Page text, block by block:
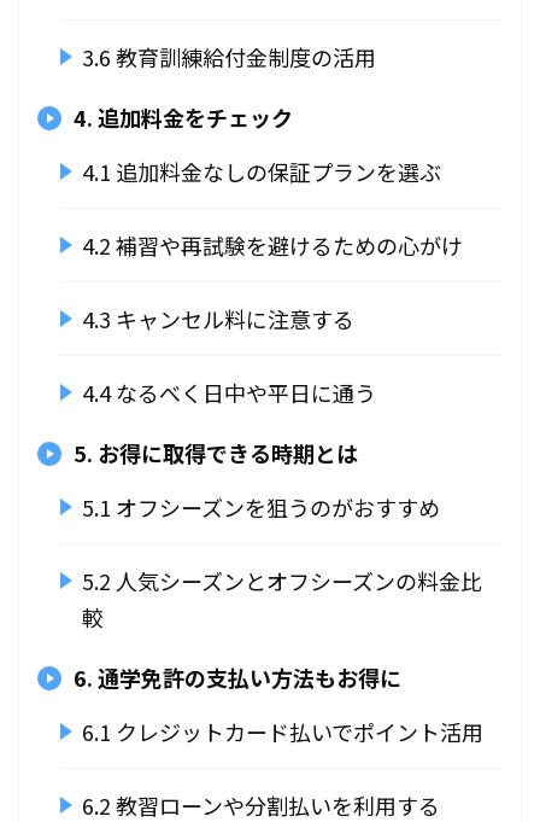
3.6 教育訓練給付金制度の活用
4. 追加料金をチェック
4.1 追加料金なしの保証プランを選ぶ
4.2 補習や再試験を避けるための心がけ
4.3 キャンセル料に注意する
4.4 なるべく日中や平日に通う
5. お得に取得できる時期とは
5.1 オフシーズンを狙うのがおすすめ
5.2 人気シーズンとオフシーズンの料金比
較
6. 通学免許の支払い方法もお得に
6.1 クレジットカード払いでポイント活用
6.2 教習ローンや分割払いを利用する